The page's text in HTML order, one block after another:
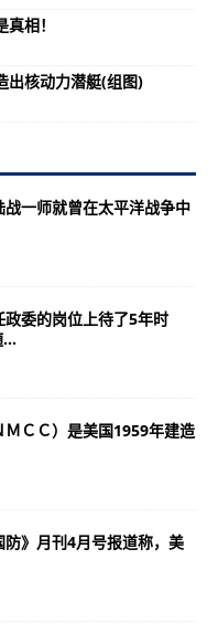
相！
出核动力潜艇(组图)
一师就曾在太平洋战争中
委的岗位上待了5年时
...
ＣＣ）是美国1959年建造
》月刊4月号报道称，美